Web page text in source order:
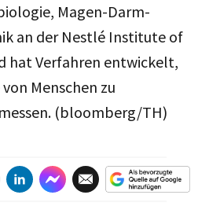
Magen-Darm-
an der Nestlé Institute of
hat Verfahren entwickelt,
Menschen zu
(bloomberg/TH)